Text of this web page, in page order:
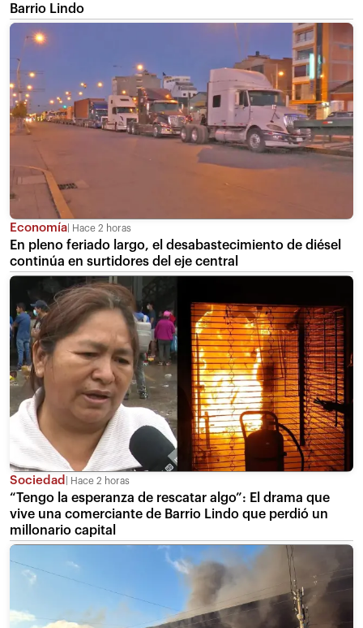
Barrio Lindo
Economía Hace 2 horas
En pleno feriado largo, el desabastecimiento de diésel
continúa en surtidores del eje central
Sociedad Hace 2 horas
“Tengo la esperanza de rescatar algo”: El drama que
vive una comerciante de Barrio Lindo que perdió un
millonario capital